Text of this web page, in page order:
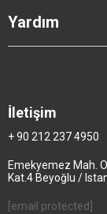
Yardım
İletişim
+ 90 212 237 4950
Emekyemez Mah.
Kat.4 Beyoğlu /
[email protected]